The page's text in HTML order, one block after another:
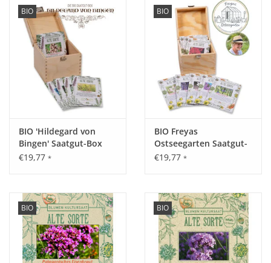
Juli
August
September
Oktober
November
Dezember
Juli
August
September
Oktober
November
BIO
BIO 'Hildegard von
Bingen' Saatgut-Box
€19,77 *
BIO
BIO Freyas
Ostseegarten Saatgut-
Box
€19,77 *
BIO BIO